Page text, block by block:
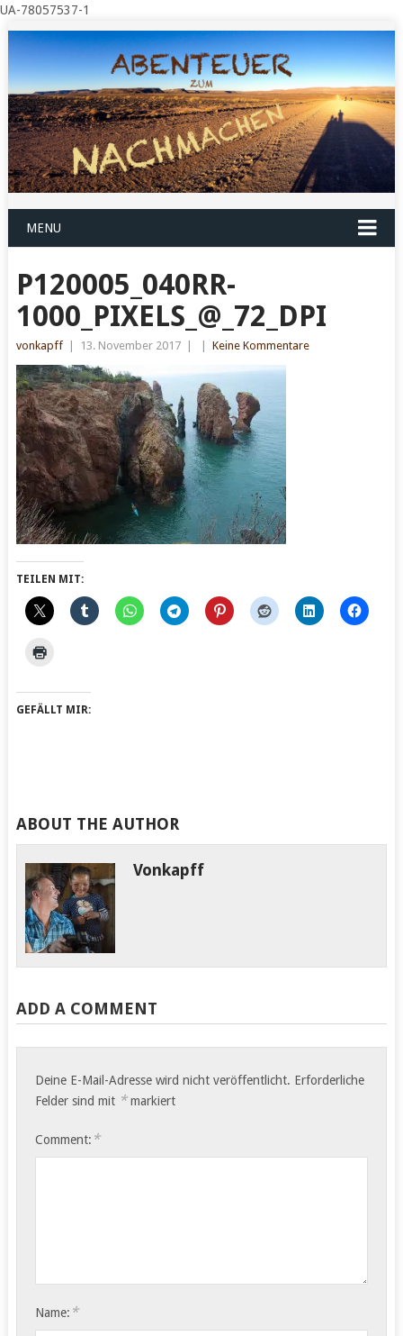
UA-78057537-1
MENU
P120005_040RR-
1000_PIXELS_@_72_DPI
vonkapff 13. November 2017 Keine Kommentare
TEILEN MIT:
GEFÄLLT MIR:
ABOUT THE AUTHOR
Vonkapff
ADD A COMMENT
Deine E-Mail-Adresse wird nicht veröffentlicht. Erforderliche
Felder sind mit *markiert
Comment: *
Name: *